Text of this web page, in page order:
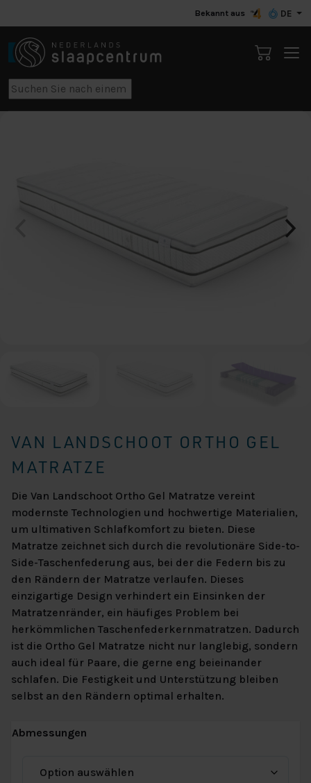
Bekannt aus DE
VAN LANDSCHOOT ORTHO GEL
MATRATZE
Die Van Landschoot Ortho Gel Matratze vereint
modernste Technologien und hochwertige Materialien,
um ultimativen Schlafkomfort zu bieten. Diese
Matratze zeichnet sich durch die revolutionäre Side-to-
Side-Taschenfederung aus, bei der die Federn bis zu
den Rändern der Matratze verlaufen. Dieses
einzigartige Design verhindert ein Einsinken der
Matratzenränder, ein häufiges Problem bei
herkömmlichen Taschenfederkernmatratzen. Dadurch
ist die Ortho Gel Matratze nicht nur langlebig, sondern
auch ideal für Paare, die gerne eng beieinander
schlafen. Die Festigkeit und Unterstützung bleiben
selbst an den Rändern optimal erhalten.
Abmessungen